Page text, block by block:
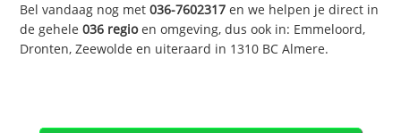
Bel vandaag nog met036-7602317 en we helpen je direct in
de gehele036 regioen omgeving, dus ook in: Emmeloord,
Dronten, Zeewolde en uiteraard in 1310 BC Almere.